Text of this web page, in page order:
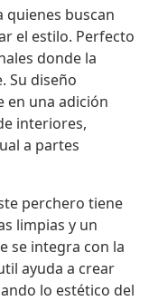
quienes buscan
el estilo. Perfecto
donde la
Su diseño
en una adición
interiores,
a partes
perchero tiene
limpias y un
se integra con la
ayuda a crear
lo estético del